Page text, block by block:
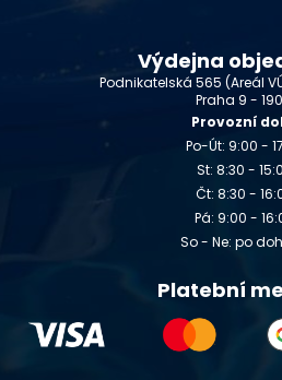
Výdejna
Podnikatelská 565 (Areál
Praha 9 - 190
Provozní
Po-Út: 9:00 -
St: 8:30 -
Čt: 8:30 -
Pá: 9:00 -
So - Ne: po
Platební